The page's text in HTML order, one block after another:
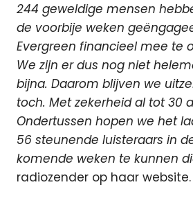
244 geweldige mensen
de voorbije weken
Evergreen financieel mee te
We zijn er dus nog niet
bijna. Daarom blijven we
toch. Met zekerheid al tot 30
Ondertussen hopen we het
56 steunende luisteraars in
komende weken te kunnen
radiozender op haar website.